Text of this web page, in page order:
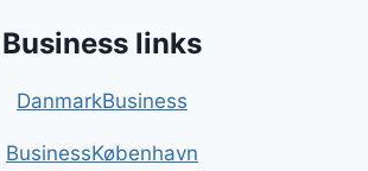
Business links
DanmarkBusiness
BusinessKøbenhavn